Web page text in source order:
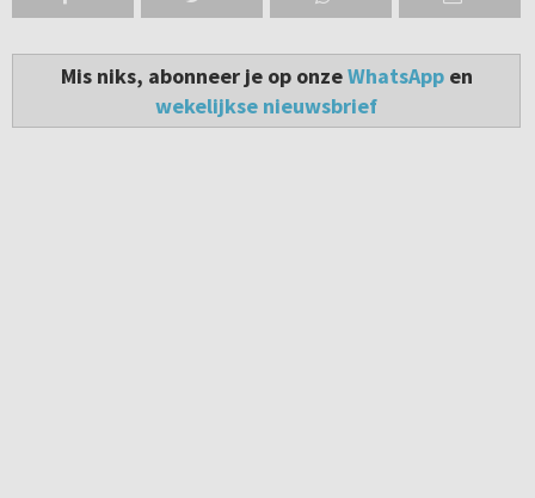
Mis niks, abonneer je op onzeWhatsAppen
wekelijkse nieuwsbrief